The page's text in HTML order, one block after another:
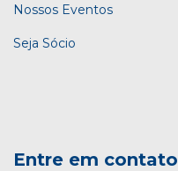
Nossos Eventos
Seja Sócio
Entre em contato